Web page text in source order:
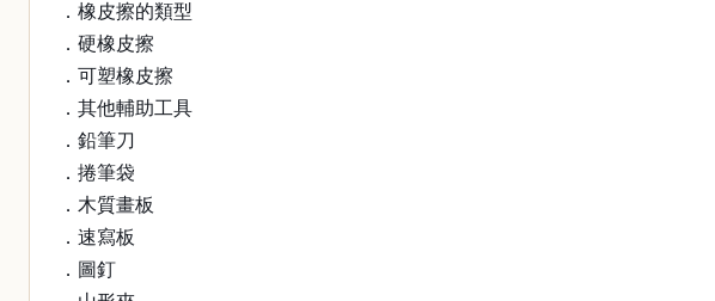
．橡皮擦的類型
．硬橡皮擦
．可塑橡皮擦
．其他輔助工具
．鉛筆刀
．捲筆袋
．木質畫板
．速寫板
．圖釘